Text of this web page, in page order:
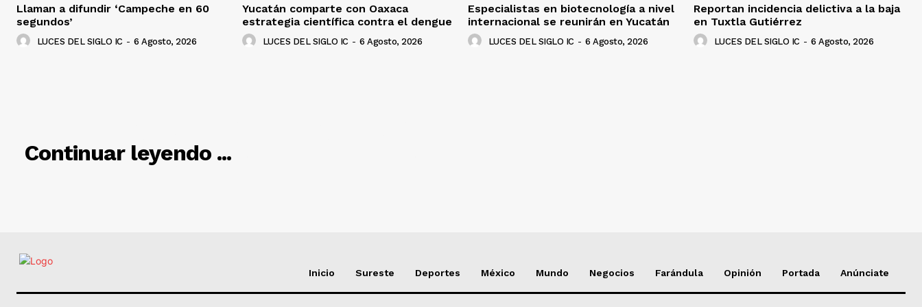
Llaman a difundir ‘Campeche en 60
segundos’
LUCES DEL SIGLO IC - 6 Agosto, 2026
Yucatán comparte con Oaxaca
estrategia científica contra el dengue
LUCES DEL SIGLO IC - 6 Agosto, 2026
Especialistas en biotecnología a nivel
internacional se reunirán en Yucatán
LUCES DEL SIGLO IC - 6 Agosto, 2026
Reportan incidencia delictiva a la baja
en Tuxtla Gutiérrez
LUCES DEL SIGLO IC - 6 Agosto, 2026
Continuar leyendo ...
RELACIONADO
Inicio Sureste Deportes México Mundo Negocios Farándula Opinión Portada Anúnciate